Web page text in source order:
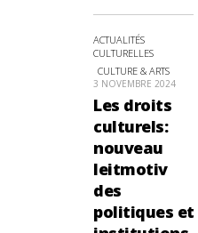
ACTUALITÉS
CULTURELLES
CULTURE & ARTS
3 NOVEMBRE 2024
Les droits
culturels:
nouveau
leitmotiv
des
politiques et